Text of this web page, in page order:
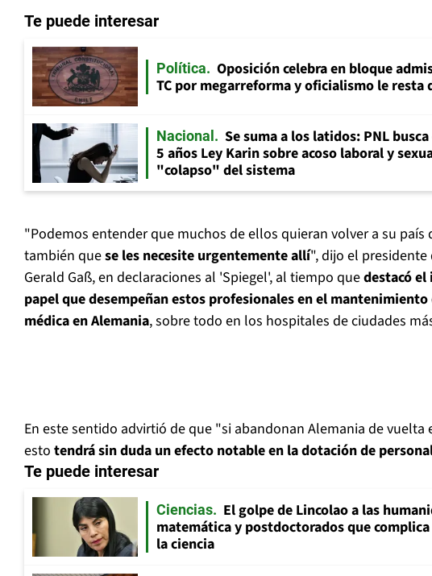
Te puede interesar
Política
Oposición celebra en bloque
TC por megarreforma y oficialismo le resta
Nacional
Se suma a los latidos: PNL
5 años Ley Karin sobre acoso laboral y
"colapso" del sistema
"Podemos entender que muchos de ellos quieran volver a su país
también quese les necesite urgentemente allí", dijo el presidente
Gerald Gaß, en declaraciones al 'Spiegel', al tiempo quedestacó
papel que desempeñan estos profesionales en el
médica en Alemania, sobre todo en los hospitales de ciudades
En este sentido advirtió de que "si abandonan Alemania de vuelta
esto tendrá sin duda un efecto notable en la dotación de
Te puede interesar
Ciencias
El golpe de Lincolao a las
matemática y postdoctorados que
la ciencia